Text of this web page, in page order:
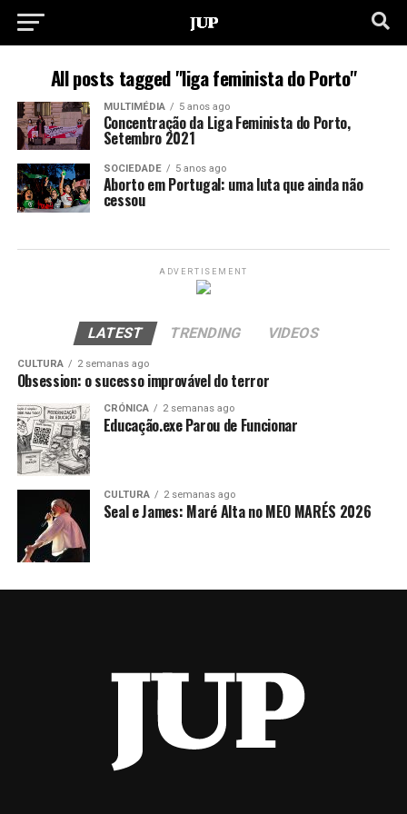
All posts tagged "liga feminista do Porto"
MULTIMÉDIA 5 anos ago
Concentração da Liga Feminista do Porto,
Setembro 2021
SOCIEDADE 5 anos ago
Aborto em Portugal: uma luta que ainda não
cessou
ADVERTISEMENT
LATEST TRENDING VIDEOS
CULTURA 2 semanas ago
Obsession: o sucesso improvável do terror
CRÓNICA 2 semanas ago
Educação.exe Parou de Funcionar
CULTURA 2 semanas ago
Seal e James: Maré Alta no MEO MARÉS 2026